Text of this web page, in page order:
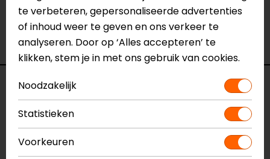
afgevoerd wordt uit de protector, weg van het
lichaam. SEEFLEX™ protectoren hebben een
buitengewoon hoog beschermingsniveau.
Specificaties
Naam
Model
te verbeteren, gepersonaliseerde advertenties
of inhoud weer te geven en ons verkeer te
analyseren. Door op ‘Alles accepteren’ te
klikken, stem je in met ons gebruik van cookies.
Noodzakelijk
Statistieken
Voorkeuren